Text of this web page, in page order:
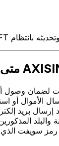
يتم التحقق من رمز SWIFT وتحديثه بانتظام
لضمان وصول
الأموال أو
رمز سويفت